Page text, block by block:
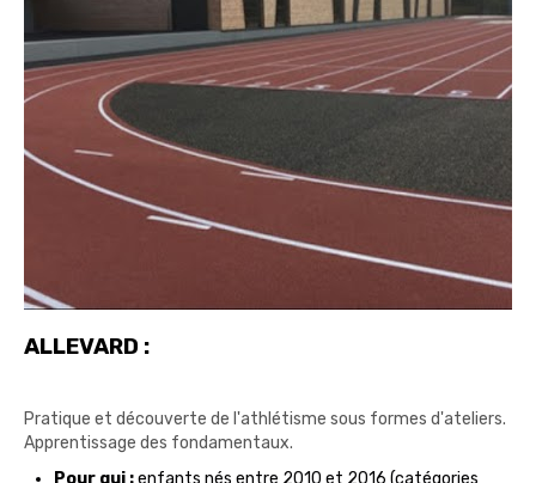
ALLEVARD :
Pratique et découverte de l'athlétisme sous formes d'ateliers.
Apprentissage des fondamentaux.
Pour qui :enfants nés entre 2010 et 2016 (catégories